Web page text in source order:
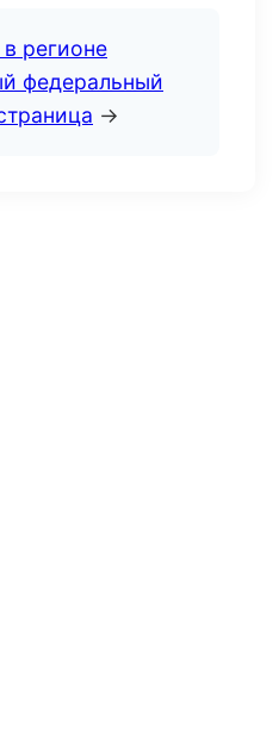
регионе
федеральный
→